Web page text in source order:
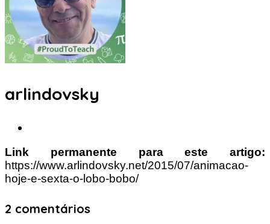
arlindovsky
Link permanente para este artigo:
https://www.arlindovsky.net/2015/07/animacao-
hoje-e-sexta-o-lobo-bobo/
2 comentários